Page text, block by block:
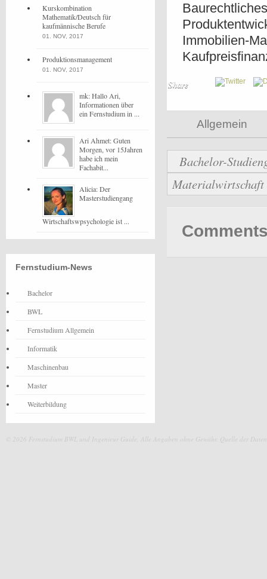
Immobilien-
Share
Allgemein
Bachelor-
Kurskombination
Mathematik/Deutsch für
kaufmännische Berufe
01. NOV, 2017
Produktionsmanagement
01. NOV, 2017
mk: Hallo Ari,
Informationen über
ein Fernstudium in ...
Ari Ahmet: Guten
Morgen, vor 15Jahren
habe ich mein
Fachabit...
Alicia: Der
Masterstudiengang
Wirtschaftswpsychologie ist ...
Fernstudium-News
Bachelor
BWL
Fernstudium Allgemein
Informatik
Maschinenbau
Master
Weiterbildung
© 2026 Fernstudium BWL und Ingenieur Guide. Alle Angaben ohne Gewähr. Quelle der